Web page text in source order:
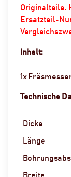
Originalteile.
Ersatzteil-
Inhalt:
1x
Technische
Dicke
Länge
Breite